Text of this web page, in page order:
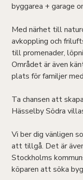
byggarea + garage
Med närhet till
avkoppling och
till promenader,
Området är även
plats för familjer
Ta chansen att
Hässelby Södra
Vi ber dig vänligen
att tillgå. Det är
Stockholms
köparen att söka